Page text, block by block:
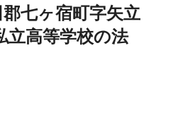
郡七ヶ宿町字矢立
立高等学校の法